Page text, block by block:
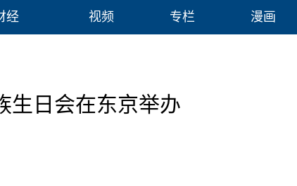
经 视频 专栏 漫画
生日会在东京举办